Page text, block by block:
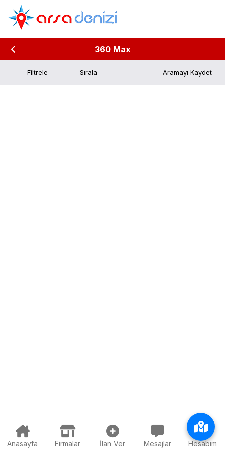
360 Max
Filtrele Aramayı Kaydet
Anasayfa Firmalar İlan Ver Mesajlar Hesabım